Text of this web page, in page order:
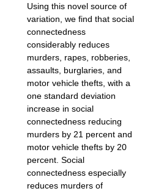
Using this novel source of
variation, we find that social
connectedness
considerably reduces
murders, rapes, robberies,
assaults, burglaries, and
motor vehicle thefts, with a
one standard deviation
increase in social
connectedness reducing
murders by 21 percent and
motor vehicle thefts by 20
percent. Social
connectedness especially
reduces murders of